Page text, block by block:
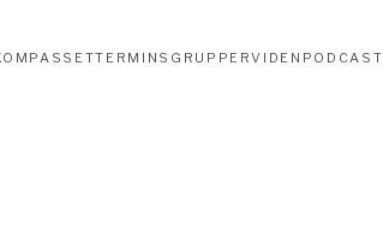
TERMINSGRUPPERVIDEN PODCAST